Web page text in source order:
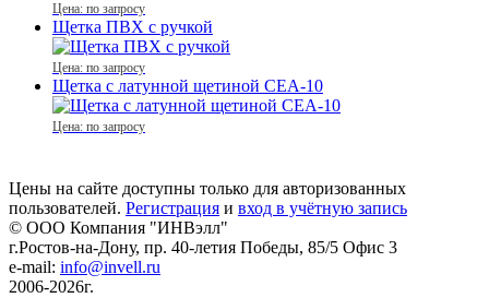
Цена: по запросу
Щетка ПВХ с ручкой
Цена: по запросу
Щетка c латунной щетиной CEA-10
Цена: по запросу
Цены на сайте доступны только для авторизованных
пользователей. Регистрация и вход в учётную запись
© ООО Компания "ИНВэлл"
г.Ростов-на-Дону, пр. 40-летия Победы, 85/5 Офис 3
e-mail: info@invell.ru
2006-2026г.